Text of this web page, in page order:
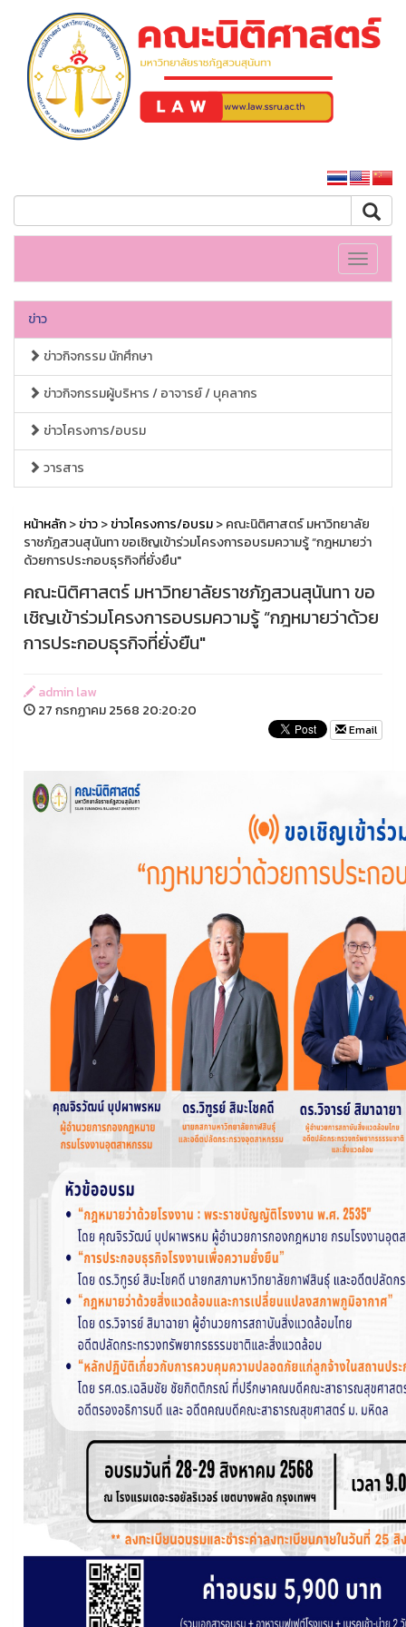
Toggle
ข่าว
ข่าวกิจกรรม นักศึกษา
ข่าวกิจกรรมผู้บริหาร / อาจารย์ / บุคลากร
ข่าวโครงการ/อบรม
วารสาร
หน้าหลัก>ข่าว>ข่าวโครงการ/อบรม> คณะนิติศาสตร์ มหาวิทยาลัย
ราชภัฏสวนสุนันทา ขอเชิญเข้าร่วมโครงการอบรมความรู้ “กฎหมายว่า
ด้วยการประกอบธุรกิจที่ยั่งยืน"
คณะนิติศาสตร์ มหาวิทยาลัยราชภัฏสวนสุนันทา ขอ
เชิญเข้าร่วมโครงการอบรมความรู้ “กฎหมายว่าด้วย
การประกอบธุรกิจที่ยั่งยืน"
admin law
27 กรกฏาคม 2568 20:20:20
Email